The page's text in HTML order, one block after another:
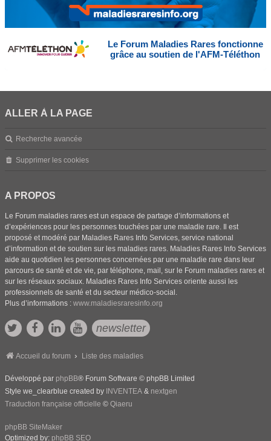
Le Forum Maladies Rares fonctionne
grâce au soutien de l'AFM-Téléthon
ALLER À LA PAGE
Recherche avancée
Supprimer les cookies
A PROPOS
Le Forum maladies rares est un espace de partage d’informations et
d’expériences pour les personnes touchées par une maladie rare. Il est
proposé et modéré par Maladies Rares Info Services, service national
d’information et de soutien sur les maladies rares. Maladies Rares Info Services
aide au quotidien les personnes concernées par une maladie rare dans leur
parcours de santé et de vie, par téléphone, mail, sur le Forum maladies rares et
sur les réseaux sociaux. Maladies Rares Info Services oriente aussi les
professionnels de santé et du secteur médico-social.
Plus d’informations : www.maladiesraresinfo.org
newsletter
Accueil du forum Liste des maladies
Développé par phpBB® Forum Software © phpBB Limited
Style we_clearblue created by INVENTEA & nextgen
Traduction française officielle © Qiaeru
phpBB SiteMaker
Optimized by: phpBB SEO